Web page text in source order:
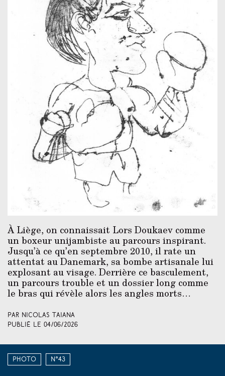
À Liège, on connaissait Lors Doukaev comme
un boxeur unijambiste au parcours inspirant.
Jusqu’à ce qu’en septembre 2010, il rate un
attentat au Danemark, sa bombe artisanale lui
explosant au visage. Derrière ce basculement,
un parcours trouble et un dossier long comme
le bras qui révèle alors les angles morts…
Par Nicolas Taiana
Publié le 04/06/2026
Photo N°43